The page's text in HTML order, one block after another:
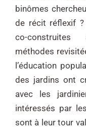
binômes
de récit réflexif
co-construites
méthodes
l’éducation
des jardins ont
avec les
intéressés par les
sont à leur tour